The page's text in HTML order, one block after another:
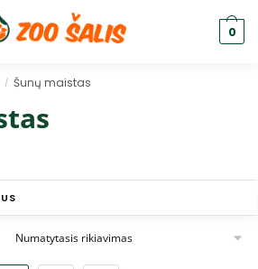
0
/ Šunų maistas